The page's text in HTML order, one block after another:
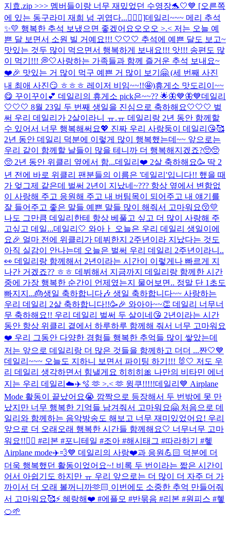
지효.zip >>> 멤버들이랑 너무 재밌었던 수영장🐬🤍💙 [오른쪽
에 있는 동구라미 재희 넘 귀엽다...😵‍💫💛]데일리~~~ 메리 추석
✨💛 행복한 추석 보냈으면 좋겠어요오오오 >.< 저는 오늘 예
쁜 달 보면서 소원 빌 거예요!!! 🤍🤍🤍 추석에 예쁜 달도 보고~
맛있는 것두 많이 먹으면서 행복하게 보내요!!! 앗!!! 송편도 많
이 먹기!!! 💭🤍사랑하는 가족들과 함께 즐거운 추석 보내요~
❤️🎉 맛있는 거 많이 먹구 예쁜 거 많이 보기🤗 (세 번째 사진
내 최애 사진😏 ㅎㅎㅎ 레이저 비임~~!!🤩)휴게소 맛도리이~~
😋 꾸이꾸이💕 데일리의 휴게소 pick은~~?? 🌟🦋💙🦋💙데일리
🤍🤍🤍 8월 23일 두 번째 생일을 진심으로 축하해요🤍🤍🤍 벌
써 우리 데일리가 2살이라니 ㅠ.ㅠ 데일리랑 2년 동안 함께할
수 있어서 너무 행복해써요💖 진짜 우리 사랑둥이 데일리😘🥰
2년 동안 데일리 덕분에 이렇게 많이 행복했는데~~ 앞으로는
우리 같이 함께할 날들이 많을 테니까 더 행복해지겠죠?🥺🥺
🥺 2년 동안 위클리 옆에서 함...데일리❤️ 2살 축하해요🥳 딱 2
년 전에 바로 위클리 팬분들의 이름은 '데일리'입니다!! 했을 때
가 엊그제 같은데 벌써 2년이 지났네~??? 항상 옆에서 변함없
이 사랑해 주고 응원해 주고 내 버팀목이 되어주고 내 얘기를
잘 들어주고 좋은 말들 예쁜 말들 많이 해줘서 고마워요😚💛
나도 그만큼 데일리한테 항상 베풀고 싶고 더 많이 사랑해 주
고싶고 데일...데일리🤍 와아ㅏ 오늘은 우리 데일리 생일이에
요🎉 얼마 전에 위클리가 데뷔한지 2주년이라 지났다는 것도
아직 실감이 안나는데 오늘은 벌써 우리 데일리 2주년이라니..
👀 데일리랑 함께해서 2년이라는 시간이 이렇게나 빠르게 지
나간 거겠죠?? ㅎㅎ 데뷔해서 지금까지 데일리랑 함께한 시간
중에 가장 행복한 순간이 언제였는지 물어보면.. 정말 단 1초도
빠지지...🎂생일 축하합니다🎶 생일 축하합니다~~ 사랑하는
우리 데일리 2살 축하합니다!!🥳🎉 와아아~~👏 데일리 너무너
무 축하해요!! 우리 데일리 벌써 두 살이네😘 2년이라는 시간
동안 항상 위클리 곁에서 하루하루 함께해 줘서 너무 고마워요
❤️ 우리 그동안 다양한 경험들 행복한 추억들 많이 쌓았는데
저는 앞으로 데일리랑 더 많은 것들을 함께하고 더더 ...짠🤍💙
데일리~~~ 오늘도 지하니 보면서 파이팅 하기!!! 🐰🤍 저도 우
리 데일리 생각하면서 힘낼게요 히히히🎀 나만의 비타민 에너
지는 우리 데일리☁️✈️🫧 🫶 >.< 🫶 윙쿠!!!!!데일리💙 Airplane
Mode 활동이 끝났어요😭 깜짝으로 등장해서 두 번밖에 못 만
났지만 너무 행복한 기억들 남겨줘서 고마워요🤗 처음으로 데
일리와 함께하는 음악방송도 해보고 너무 재미있었어요! 우리
앞으로 더 오래오래 행복한 시간들 함께해요🤍 너무너무 고마
워요!!❤️‍🔥 #리본 #포니테일 #조아 #해시태그 #따라하기 #헿
Airplane mode✈️💨💙 데일리의 사랑❤️과 응원💪🏻 덕분에 더
더욱 행복했던 활동이었어요~! 비록 두 번이라는 짧은 시간이
어서 아쉽기도 하지만 ㅠ 우리 앞으로는 더 많이 더 자주 더 가
까이서 더 오래 볼꺼니까🫶🏻 이번에도 소중한 추억 만들어줘
서 고마워요🥰⚡️ 혜랑해❤️ #에플모 #반묶음 #리본 #원피스 #혷
🍊🌱